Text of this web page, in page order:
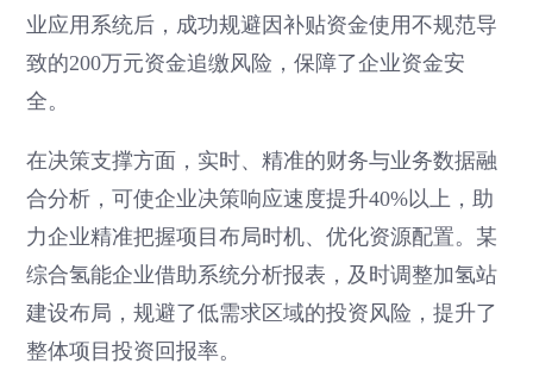
业应用系统后，成功规避因补贴资金使用不规范导
致的200万元资金追缴风险，保障了企业资金安
全。
在决策支撑方面，实时、精准的财务与业务数据融
合分析，可使企业决策响应速度提升40%以上，助
力企业精准把握项目布局时机、优化资源配置。某
综合氢能企业借助系统分析报表，及时调整加氢站
建设布局，规避了低需求区域的投资风险，提升了
整体项目投资回报率。